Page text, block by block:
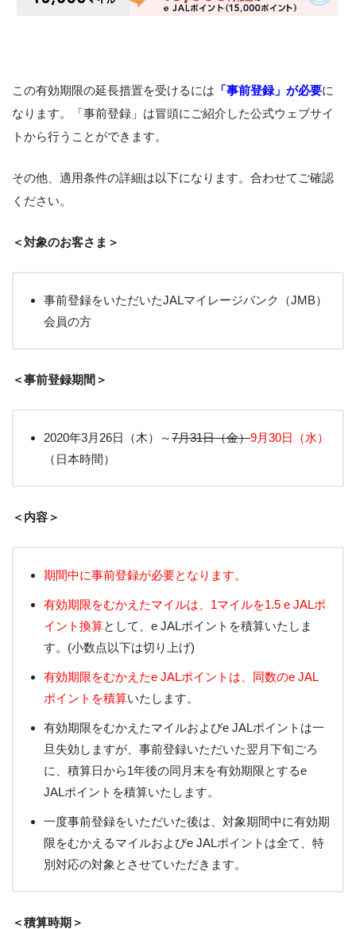
この有効期限の延長措置を受けるには 「事前登録」が必要に
なります。「事前登録」は冒頭にご紹介した公式ウェブサイ
トから行うことができます。
その他、適用条件の詳細は以下になります。合わせてご確認
ください。
＜対象のお客さま＞
事前登録をいただいたJALマイレージバンク（JMB）
会員の方
＜事前登録期間＞
2020年3月26日（木）～7月31日（金）9月30日（水）
（日本時間）
＜内容＞
期間中に事前登録が必要となります。
有効期限をむかえたマイルは、1マイルを1.5 e JALポ
イント換算として、e JALポイントを積算いたしま
す。(小数点以下は切り上げ)
有効期限をむかえたe JALポイントは、同数のe JAL
ポイントを積算いたします。
有効期限をむかえたマイルおよびe JALポイントは一
旦失効しますが、事前登録いただいた翌月下旬ごろ
に、積算日から1年後の同月末を有効期限とするe
JALポイントを積算いたします。
一度事前登録をいただいた後は、対象期間中に有効期
限をむかえるマイルおよびe JALポイントは全て、特
別対応の対象とさせていただきます。
＜積算時期＞